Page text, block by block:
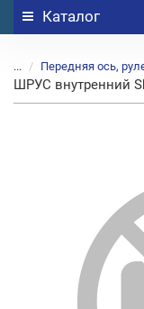
Каталог
... Передняя ось,
ШРУС внутренний